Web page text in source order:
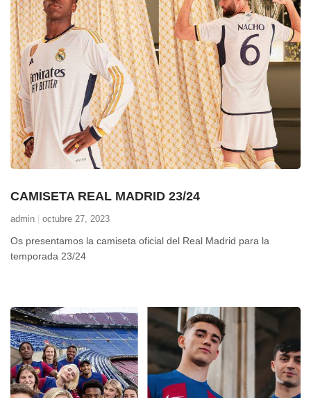
CAMISETA REAL MADRID 23/24
admin octubre 27, 2023
Os presentamos la camiseta oficial del Real Madrid para la
temporada 23/24